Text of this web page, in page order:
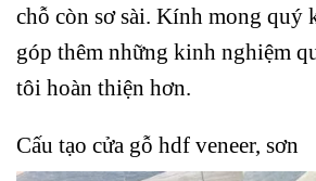
chỗ còn sơ sài. Kính mong quý
góp thêm những kinh nghiệm
tôi hoàn thiện hơn.
Cấu tạo cửa gỗ hdf veneer, sơn